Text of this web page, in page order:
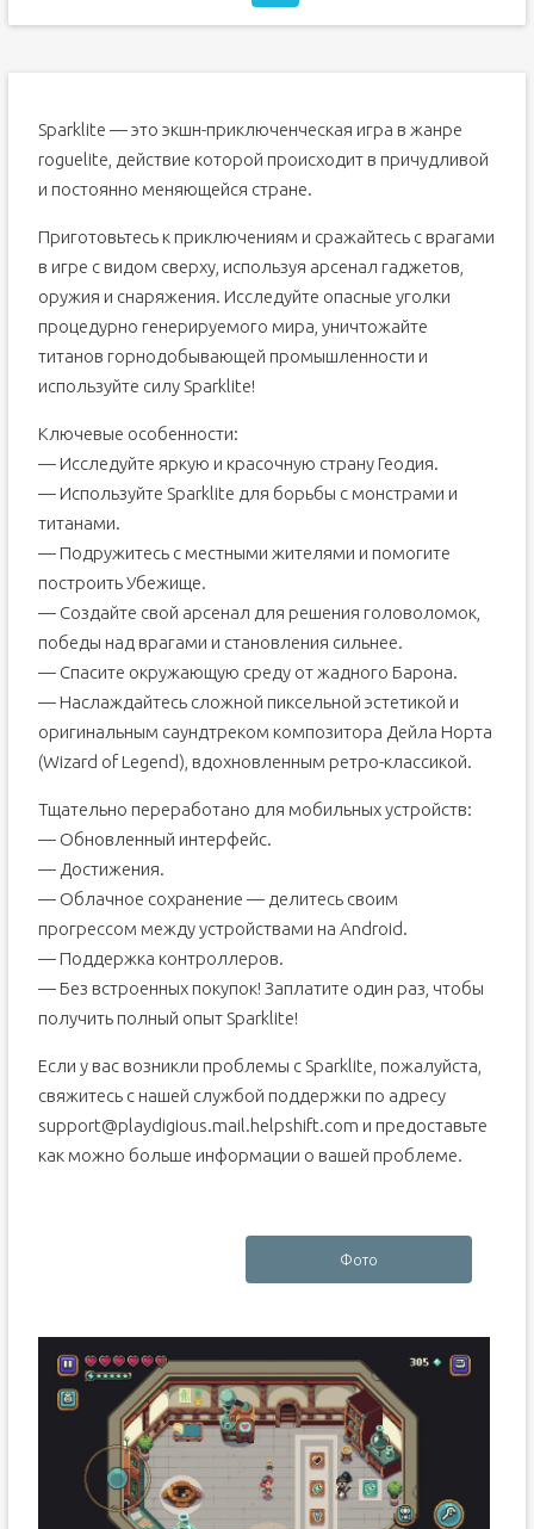
Sparklite — это экшн-приключенческая игра в жанре
roguelite, действие которой происходит в причудливой
и постоянно меняющейся стране.
Приготовьтесь к приключениям и сражайтесь с врагами
в игре с видом сверху, используя арсенал гаджетов,
оружия и снаряжения. Исследуйте опасные уголки
процедурно генерируемого мира, уничтожайте
титанов горнодобывающей промышленности и
используйте силу Sparklite!
Ключевые особенности:
— Исследуйте яркую и красочную страну Геодия.
— Используйте Sparklite для борьбы с монстрами и
титанами.
— Подружитесь с местными жителями и помогите
построить Убежище.
— Создайте свой арсенал для решения головоломок,
победы над врагами и становления сильнее.
— Спасите окружающую среду от жадного Барона.
— Наслаждайтесь сложной пиксельной эстетикой и
оригинальным саундтреком композитора Дейла Норта
(Wizard of Legend), вдохновленным ретро-классикой.
Тщательно переработано для мобильных устройств:
— Обновленный интерфейс.
— Достижения.
— Облачное сохранение — делитесь своим
прогрессом между устройствами на Android.
— Поддержка контроллеров.
— Без встроенных покупок! Заплатите один раз, чтобы
получить полный опыт Sparklite!
Если у вас возникли проблемы с Sparklite, пожалуйста,
свяжитесь с нашей службой поддержки по адресу
support@playdigious.mail.helpshift.com и предоставьте
как можно больше информации о вашей проблеме.
Фото